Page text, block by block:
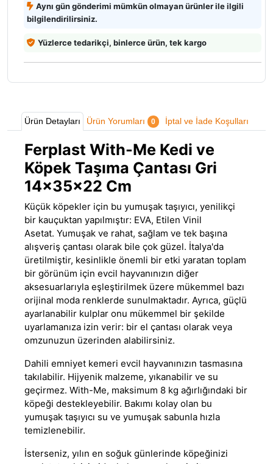
Aynı gün gönderimi mümkün olmayan ürünler ile ilgili
bilgilendirilirsiniz.
Yüzlerce tedarikçi, binlerce ürün, tek kargo
Ürün Detayları Ürün Yorumları 0 İptal ve İade Koşulları
Ferplast With-Me Kedi ve
Köpek Taşıma Çantası Gri
14x35x22 Cm
Küçük köpekler için bu yumuşak taşıyıcı, yenilikçi
bir kauçuktan yapılmıştır: EVA, Etilen Vinil
Asetat. Yumuşak ve rahat, sağlam ve tek başına
alışveriş çantası olarak bile çok güzel. İtalya'da
üretilmiştir, kesinlikle önemli bir etki yaratan toplam
bir görünüm için evcil hayvanınızın diğer
aksesuarlarıyla eşleştirilmek üzere mükemmel bazı
orijinal moda renklerde sunulmaktadır. Ayrıca, güçlü
ayarlanabilir kulplar onu mükemmel bir şekilde
uyarlamanıza izin verir: bir el çantası olarak veya
omzunuzun üzerinden alabilirsiniz.
Dahili emniyet kemeri evcil hayvanınızın tasmasına
takılabilir. Hijyenik malzeme, yıkanabilir ve su
geçirmez. With-Me, maksimum 8 kg ağırlığındaki bir
köpeği destekleyebilir. Bakımı kolay olan bu
yumuşak taşıyıcı su ve yumuşak sabunla hızla
temizlenebilir.
İsterseniz, yılın en soğuk günlerinde köpeğinizi